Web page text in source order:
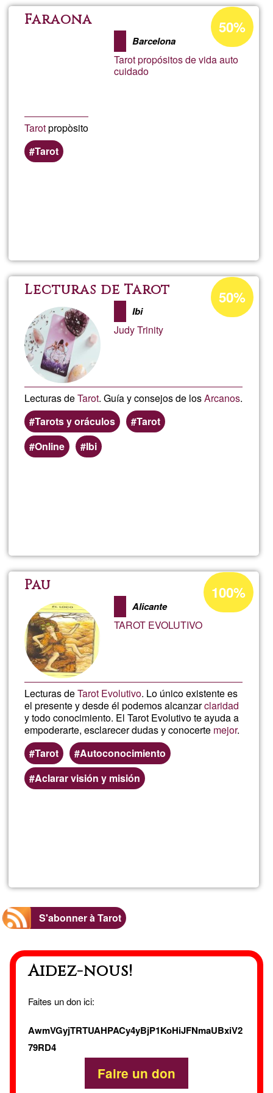
Faraona
Barcelona
Tarot propósitos de vida auto
cuidado
Tarotpropòsito
Tarot
Pourcentage
d'acceptation
de
Ğ1
50%
Faraona
Lecturas de Tarot
Ibi
Judy Trinity
Lecturas deTarot. Guía y consejos de losArcanos.
Tarots y oráculos
Tarot
Online
Ibi
Pourcentage
d'acceptation
de
50%
Lecturas
Tarot
Pau
Alicante
TAROT EVOLUTIVO
Lecturas deTarot Evolutivo. Lo único existente es
el presente y desde él podemos alcanzarclaridad
y todo conocimiento. El Tarot Evolutivo te ayuda a
empoderarte, esclarecer dudas y conocerte mejor.
Tarot
Autoconocimiento
Aclarar visión y misión
Pourcentage
d'acceptation
de
100%
Pau
S'abonner à Tarot
Aidez-nous!
Faites un don ici:
AwmVGyjTRTUAHPACy4yBjP1KoHiJFNmaUBxiV2
79RD4
Faire un don